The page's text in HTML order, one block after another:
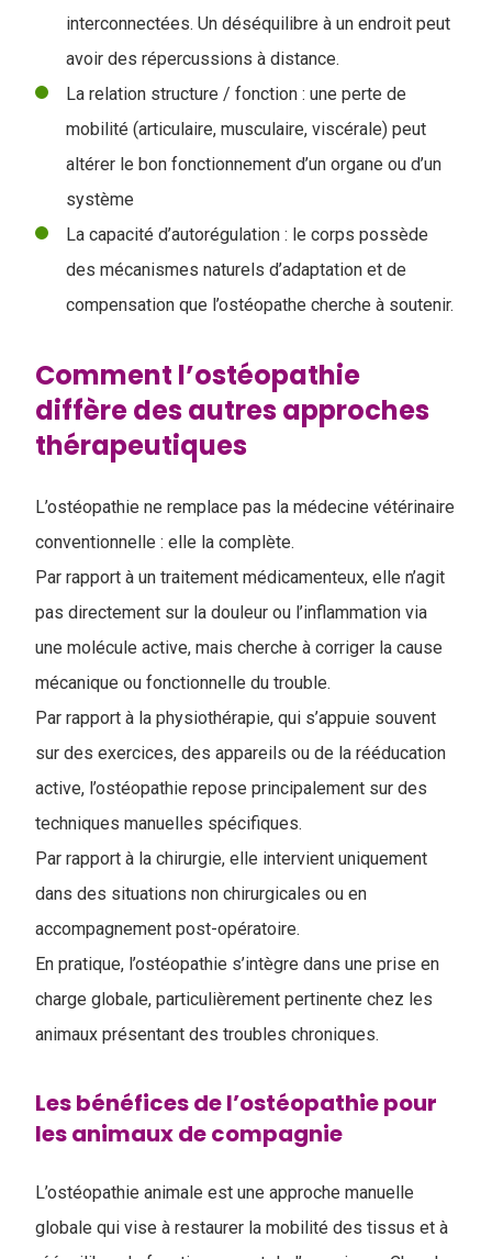
interconnectées. Un déséquilibre à un endroit peut
avoir des répercussions à distance.
La relation structure / fonction : une perte de
mobilité (articulaire, musculaire, viscérale) peut
altérer le bon fonctionnement d’un organe ou d’un
système
La capacité d’autorégulation : le corps possède
des mécanismes naturels d’adaptation et de
compensation que l’ostéopathe cherche à soutenir.
Comment l’ostéopathie
diffère des autres approches
thérapeutiques
L’ostéopathie ne remplace pas la médecine vétérinaire
conventionnelle : elle la complète.
Par rapport à un traitement médicamenteux, elle n’agit
pas directement sur la douleur ou l’inflammation via
une molécule active, mais cherche à corriger la cause
mécanique ou fonctionnelle du trouble.
Par rapport à la physiothérapie, qui s’appuie souvent
sur des exercices, des appareils ou de la rééducation
active, l’ostéopathie repose principalement sur des
techniques manuelles spécifiques.
Par rapport à la chirurgie, elle intervient uniquement
dans des situations non chirurgicales ou en
accompagnement post-opératoire.
En pratique, l’ostéopathie s’intègre dans une prise en
charge globale, particulièrement pertinente chez les
animaux présentant des troubles chroniques.
Les bénéfices de l’ostéopathie pour
les animaux de compagnie
L’ostéopathie animale est une approche manuelle
globale qui vise à restaurer la mobilité des tissus et à